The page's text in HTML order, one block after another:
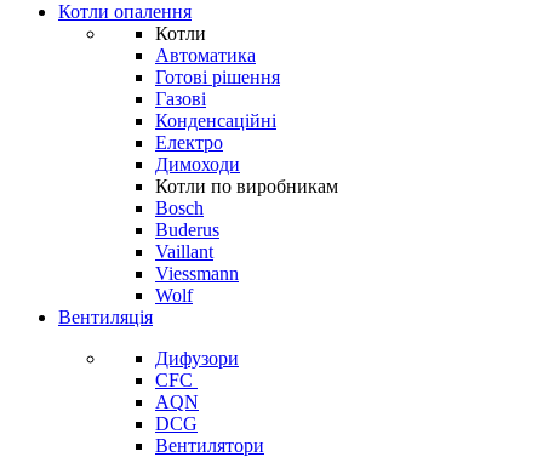
Котли опалення
Котли
Автоматика
Готові рішення
Газові
Конденсаційні
Електро
Димоходи
Котли по виробникам
Bosch
Buderus
Vaillant
Viessmann
Wolf
Вентиляція
Дифузори
CFC
AQN
DCG
Вентилятори